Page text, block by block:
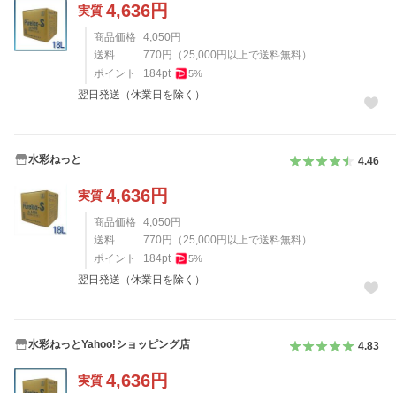
実質 4,636円
商品価格 4,050 円
送料
770 円 （25,000 円以上で送料無料）
ポイント
184pt 5%
翌日発送（休業日を除く）
水彩ねっと 4.46
実質 4,636円
商品価格 4,050 円
送料
770 円 （25,000 円以上で送料無料）
ポイント
184pt 5%
翌日発送（休業日を除く）
水彩ねっとYahoo!ショッピング店 4.83
実質 4,636円